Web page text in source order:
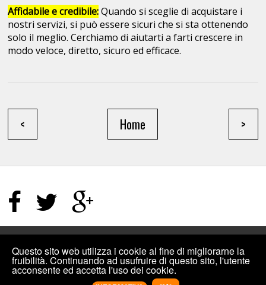
Affidabile e credibile:Quando si sceglie di acquistare i
nostri servizi, si può essere sicuri che si sta ottenendo
solo il meglio. Cerchiamo di aiutarti a farti crescere in
modo veloce, diretto, sicuro ed efficace.
< >
Home
©2019INCREMENTIPLUS: COMPRARE MI PIACE FACEBOOK, VISUALIZZAZIONI
YOUTUBE E ALTRO PER I SOCIAL.DESIGNED BY INCREMENTIPLUS
Questo sito web utilizza i cookie al fine di migliorarne la
fruibilità. Continuando ad usufruire di questo sito, l'utente
acconsente ed accetta l'uso dei cookie.